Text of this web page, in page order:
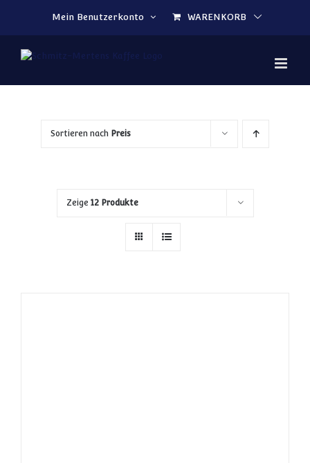
Mein Benutzerkonto
WARENKORB
Sortieren nach Preis
Zeige 12 Produkte